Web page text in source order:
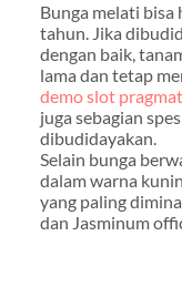
Bunga melati bisa
tahun. Jika
dengan baik,
lama dan tetap
demo slot
juga sebagian
dibudidayakan.
Selain bunga
dalam warna
yang paling
dan Jasminum